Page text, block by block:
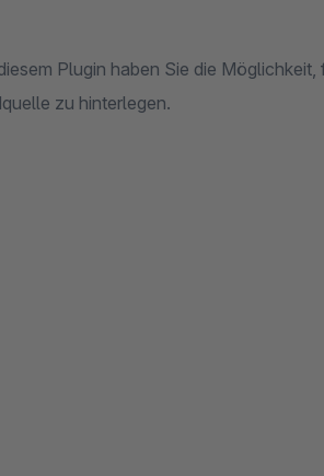
Plugin haben Sie die Möglichkeit,
zu hinterlegen.